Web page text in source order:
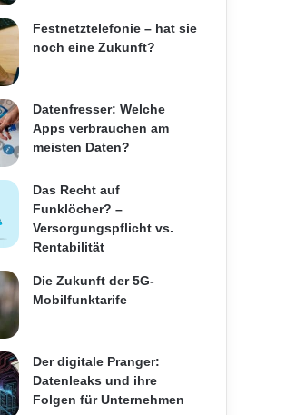
Festnetztelefonie – hat sie
noch eine Zukunft?
Datenfresser: Welche
Apps verbrauchen am
meisten Daten?
Das Recht auf
Funklöcher? –
Versorgungspflicht vs.
Rentabilität
Die Zukunft der 5G-
Mobilfunktarife
Der digitale Pranger:
Datenleaks und ihre
Folgen für Unternehmen